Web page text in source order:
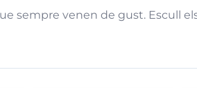
sempre venen de gust. Escull